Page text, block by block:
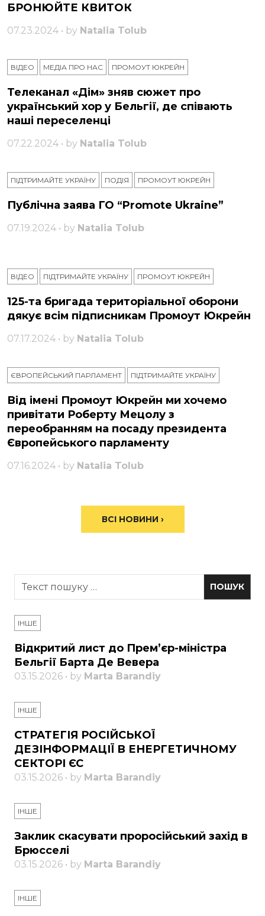
БРОНЮЙТЕ КВИТОК
07.23.2024 • by Natalia Tolub
ВІДЕО МЕДІА ПРО НАС ПРОМОУТ ЮКРЕЙН
Телеканал «Дім» зняв сюжет про
український хор у Бельгії, де співають
наші переселенці
07.22.2024 • by Natalia Tolub
ПІДТРИМАЙТЕ УКРАЇНУ ПОДІЯ ПРОМОУТ ЮКРЕЙН
Публічна заява ГО “Promote Ukraine”
07.19.2024 • by Natalia Tolub
ВІДЕО ПІДТРИМАЙТЕ УКРАЇНУ ПРОМОУТ ЮКРЕЙН
125-та бригада територіальної оборони
дякує всім підписникам Промоут Юкрейн
07.17.2024 • by Natalia Tolub
ЄВРОПЕЙСЬКИЙ ПАРЛАМЕНТ ПІДТРИМАЙТЕ УКРАЇНУ
Від імені Промоут Юкрейн ми хочемо
привітати Роберту Мецолу з
переобранням на посаду президента
Європейського парламенту
07.16.2024 • by Natalia Tolub
ВСІ НОВИНИ ›
ІНШЕ
Відкритий лист до Прем’єр-міністра
Бельгії Барта Де Вевера
03.15.2026 • by Marta Barandiy
ІНШЕ
СТРАТЕГІЯ РОСІЙСЬКОЇ
ДЕЗІНФОРМАЦІЇ В ЕНЕРГЕТИЧНОМУ
СЕКТОРІ ЄС
03.15.2026 • by Marta Barandiy
ІНШЕ
Заклик скасувати проросійський захід в
Брюсселі
03.15.2026 • by Marta Barandiy
ІНШЕ